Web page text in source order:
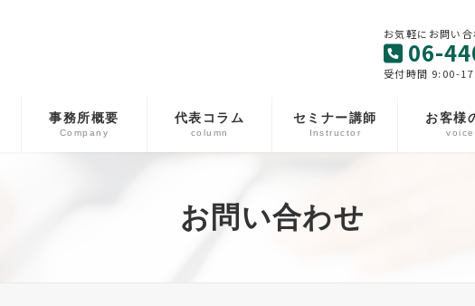
お気軽にお問い
06-
受付時間 9:00-
事務所概要
Company
代表コラム
column
セミナー講師
Instructor
お客様
voice
お問い合わせ